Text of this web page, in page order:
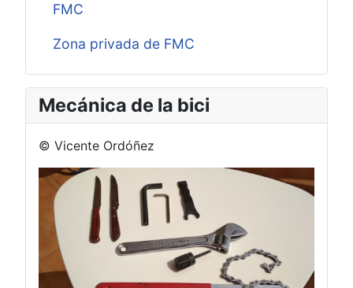
FMC
Zona privada de FMC
Mecánica de la bici
© Vicente Ordóñez